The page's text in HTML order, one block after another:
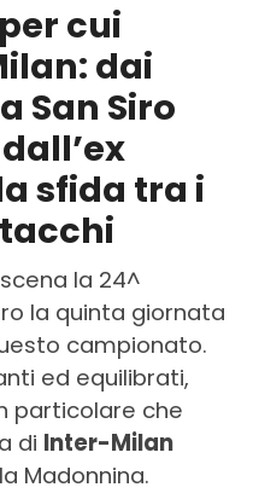
cui
dai
San Siro
sfida tra i
la 24^
la quinta giornata
campionato.
ed equilibrati,
particolare che
di Inter-Milan
Madonnina.